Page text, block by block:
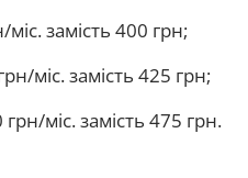
замість 400 грн;
міс. замість 425 грн;
міс. замість 475 грн.